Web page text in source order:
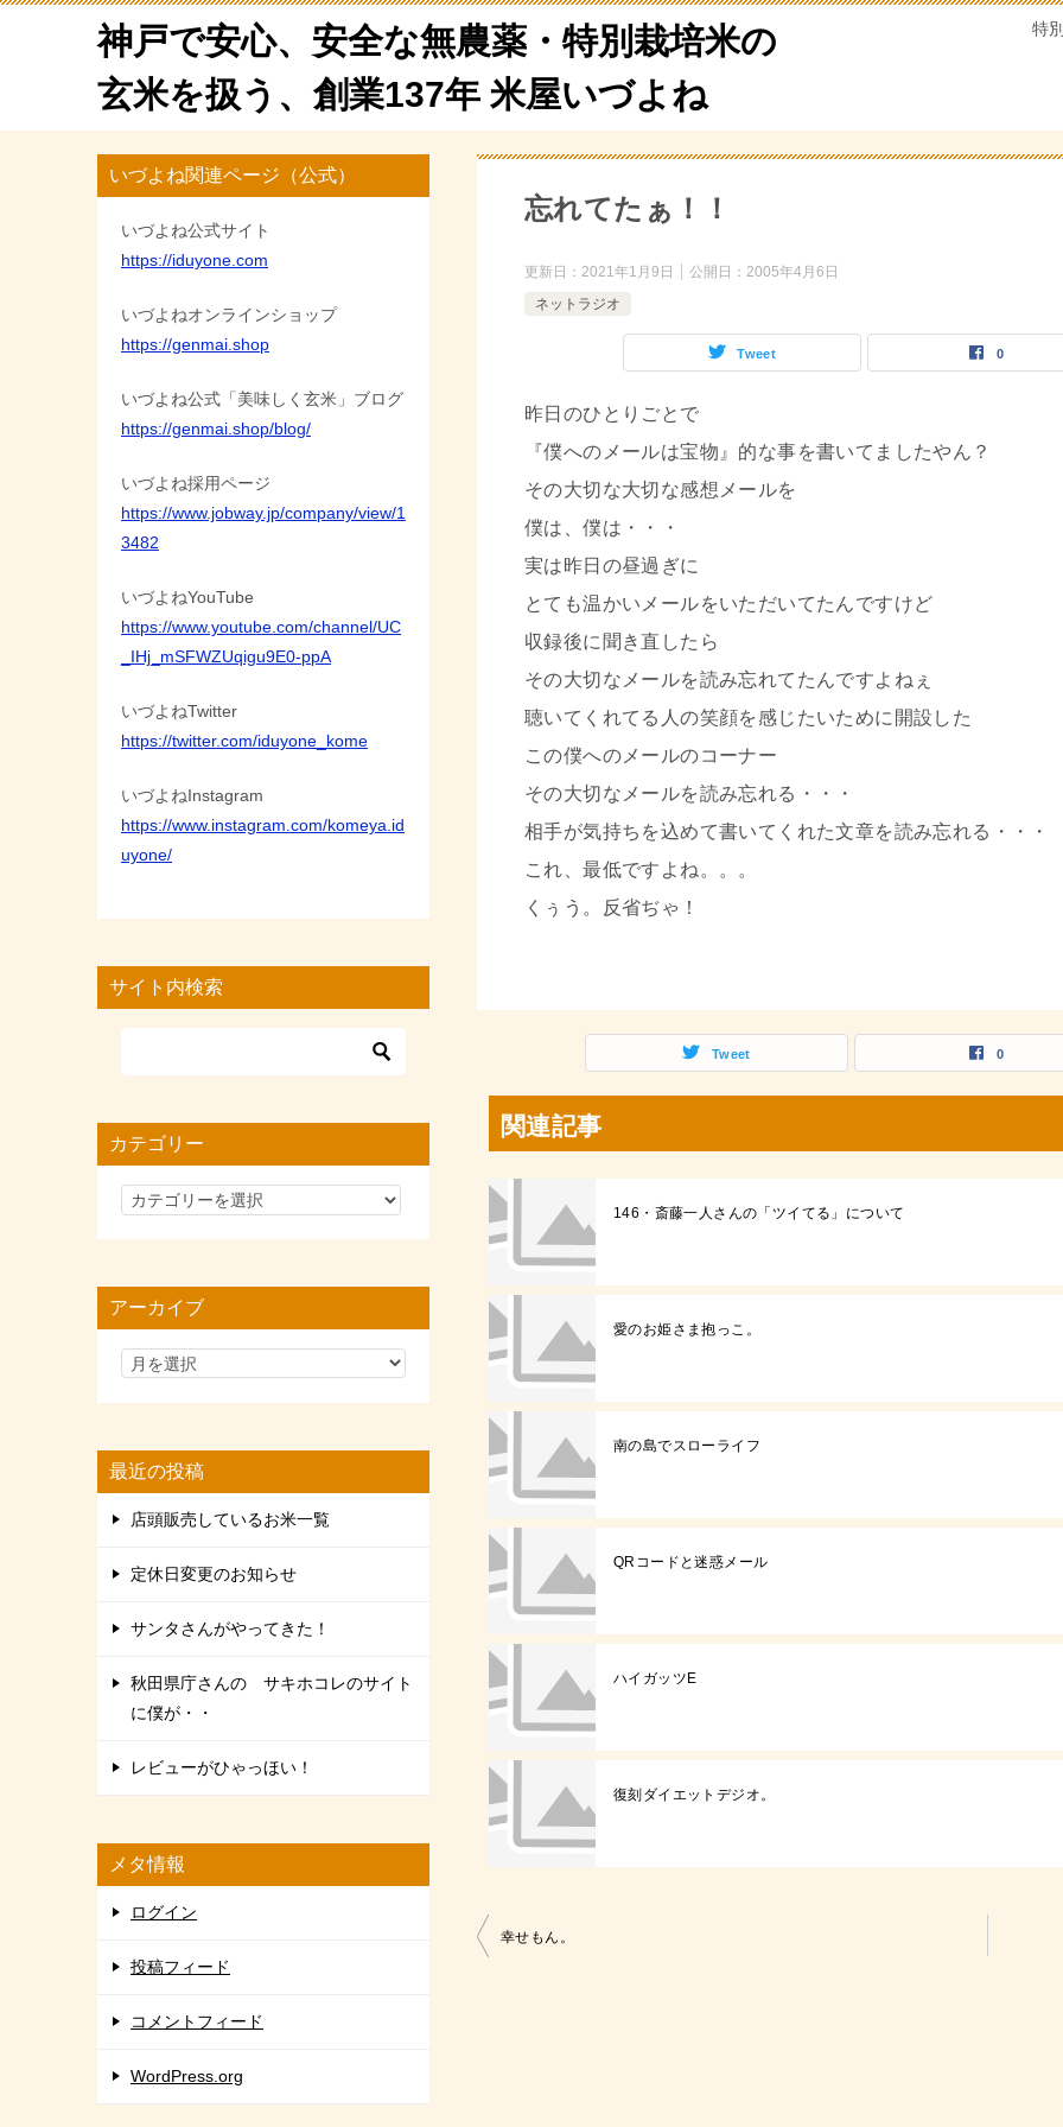
神戸で安心、安全な無農薬・特別栽培米の
玄米を扱う、創業137年 米屋いづよね
特
忘れてたぁ！！
更新日： 2021年1月9日 公開日： 2005年4月6日
ネットラジオ
Tweet 0
昨日のひとりごとで
『僕へのメールは宝物』的な事を書いてましたやん？
その大切な大切な感想メールを
僕は、僕は・・・
実は昨日の昼過ぎに
とても温かいメールをいただいてたんですけど
収録後に聞き直したら
その大切なメールを読み忘れてたんですよねぇ
聴いてくれてる人の笑顔を感じたいために開設した
この僕へのメールのコーナー
その大切なメールを読み忘れる・・・
相手が気持ちを込めて書いてくれた文章を読み忘れる・・・
これ、最低ですよね。。。
くぅう。反省ぢゃ！
Tweet 0
関連記事
146・斎藤一人さんの「ツイてる」について
愛のお姫さま抱っこ。
南の島でスローライフ
QRコードと迷惑メール
ハイガッツE
復刻ダイエットデジオ。
投幸せもん。
いづよね関連ページ（公式）
いづよね公式サイト
https://iduyone.com
いづよねオンラインショップ
https://genmai.shop
いづよね公式「美味しく玄米」ブログ
https://genmai.shop/blog/
いづよね採用ページ
https://www.jobway.jp/company/view/1
3482
いづよねYouTube
https://www.youtube.com/channel/UC
_IHj_mSFWZUqigu9E0-ppA
いづよねTwitter
https://twitter.com/iduyone_kome
いづよねInstagram
https://www.instagram.com/komeya.id
uyone/
サイト内検索
カテゴリー
カ
リ
アーカイブ
最近の投稿
店頭販売しているお米一覧
定休日変更のお知らせ
サンタさんがやってきた！
秋田県庁さんの サキホコレのサイト
に僕が・・
レビューがひゃっほい！
メタ情報
ログイン
投稿フィード
コメントフィード
WordPress.org